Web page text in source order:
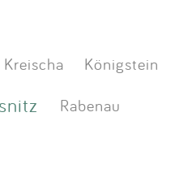
Kreischa Königstein
Rabenau